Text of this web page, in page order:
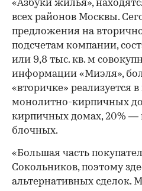
«Азбуки жилья»,
всех районов Москвы.
предложения на
подсчетам компании,
или 9,8 тыс. кв. м
информации «Миэля»,
«вторичке» реализуется
монолитно-кирпичных
кирпичных домах, 20% —
блочных.
«Большая часть
Сокольников, поэтому
альтернативных сделок.